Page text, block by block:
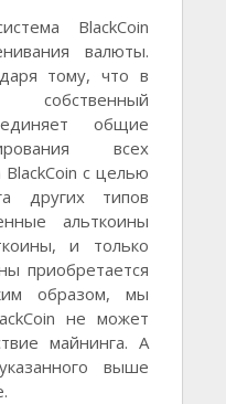
BlackCoin
валюты.
тому, что в
собственный
общие
всех
с целью
других типов
альткоины
и только
приобретается
образом, мы
не может
майнинга. А
выше